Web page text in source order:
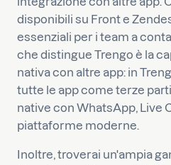
disponibili su Front e
essenziali per i team a
che distingue Trengo è la
nativa con altre app: in
tutte le app come terze
native con WhatsApp, Live
piattaforme moderne.
Inoltre, troverai un'ampia